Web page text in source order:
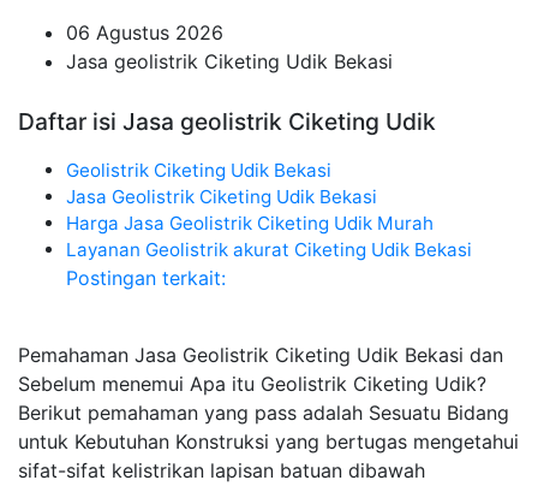
06 Agustus 2026
Jasa geolistrik Ciketing Udik Bekasi
Daftar isi Jasa geolistrik Ciketing Udik
Geolistrik Ciketing Udik Bekasi
Jasa Geolistrik Ciketing Udik Bekasi
Harga Jasa Geolistrik Ciketing Udik Murah
Layanan Geolistrik akurat Ciketing Udik Bekasi
Postingan terkait:
Pemahaman Jasa Geolistrik Ciketing Udik Bekasi dan
Sebelum menemui Apa itu Geolistrik Ciketing Udik?
Berikut pemahaman yang pass adalah Sesuatu Bidang
untuk Kebutuhan Konstruksi yang bertugas mengetahui
sifat-sifat kelistrikan lapisan batuan dibawah